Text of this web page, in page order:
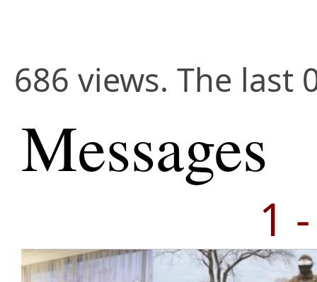
686 views. The last
Messages
1